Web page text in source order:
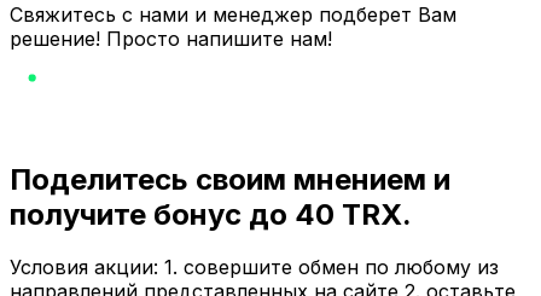
Свяжитесь с нами и менеджер подберет Вам
решение! Просто напишите нам!
Поделитесь своим мнением и
получите бонус до 40 TRX.
Условия акции: 1. совершите обмен по любому из